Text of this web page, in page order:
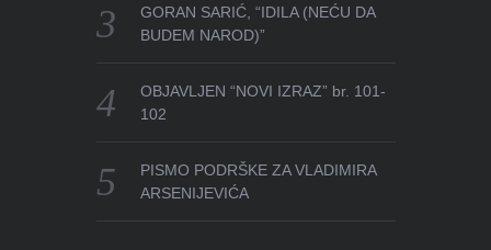
GORAN SARIĆ, “IDILA (NEĆU DA
BUDEM NAROD)”
OBJAVLJEN “NOVI IZRAZ” br. 101-
102
PISMO PODRŠKE ZA VLADIMIRA
ARSENIJEVIĆA